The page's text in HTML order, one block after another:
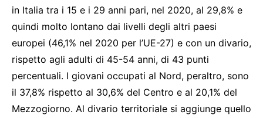
in Italia tra i 15 e i 29 anni pari, nel 2020, al 29,8% e
quindi molto lontano dai livelli degli altri paesi
europei (46,1% nel 2020 per l’UE-27) e con un divario,
rispetto agli adulti di 45-54 anni, di 43 punti
percentuali. I giovani occupati al Nord, peraltro, sono
il 37,8% rispetto al 30,6% del Centro e al 20,1% del
Mezzogiorno. Al divario territoriale si aggiunge quello